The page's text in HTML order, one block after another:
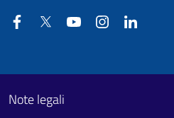
FacebookTwitter YouTube Instagram
Footer First
Useful links section
Note legali